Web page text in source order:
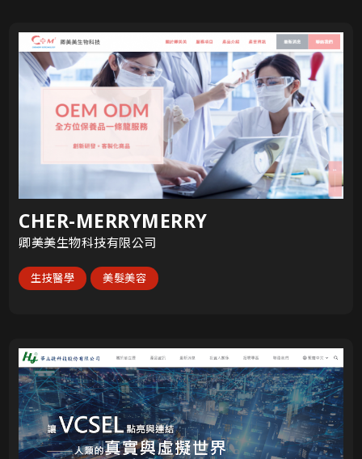
CHER-MERRYMERRY
卿美美生物科技有限公司
生技醫學 美髮美容